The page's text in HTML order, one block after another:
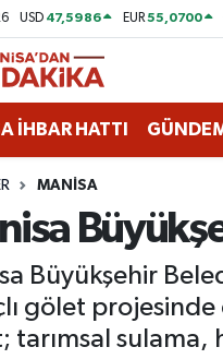
USD 47,5986 EUR55,0700
İHBAR HATTI
MANİSA
Büyükşehir
gölet projesinde
tarımsal sulama,
Fikstür